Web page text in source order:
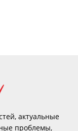
актуальные
проблемы,